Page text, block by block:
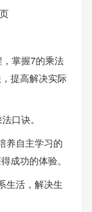
掌握7的乘法
提高解决实际
口诀。
养自主学习的
成功的体验。
生活，解决生